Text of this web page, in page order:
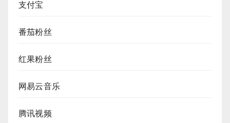
支付宝
番茄粉丝
红果粉丝
网易云音乐
腾讯视频